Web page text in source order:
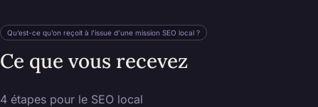
Qu’est-ce qu’on reçoit à l’issue d’une mission SEO local ?
Ce que vous recevez
4 étapes pour le SEO local